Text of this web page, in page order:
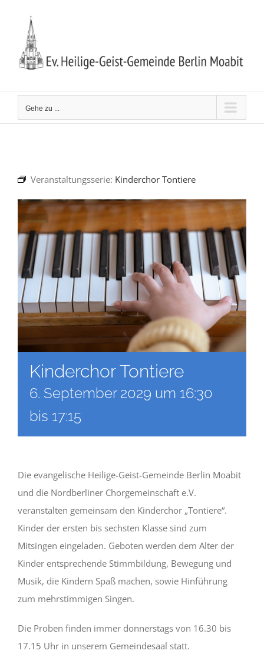
springen
Gehe zu ...
Veranstaltungsserie: Kinderchor Tontiere
Kinderchor Tontiere
6. September 2029 um 16:30
bis 17:15
Die evangelische Heilige-Geist-Gemeinde Berlin Moabit
und die Nordberliner Chorgemeinschaft e.V.
veranstalten gemeinsam den Kinderchor „Tontiere“.
Kinder der ersten bis sechsten Klasse sind zum
Mitsingen eingeladen. Geboten werden dem Alter der
Kinder entsprechende Stimmbildung, Bewegung und
Musik, die Kindern Spaß machen, sowie Hinführung
zum mehrstimmigen Singen.
Die Proben finden immer donnerstags von 16.30 bis
17.15 Uhr in unserem Gemeindesaal statt.